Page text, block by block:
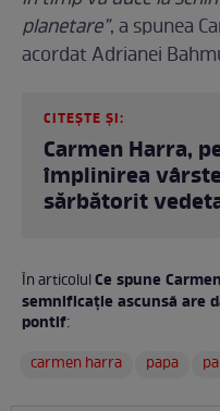
planetare”, a spunea
acordat Adrianei
CITEȘTE ȘI:
Carmen Harra,
împlinirea
sărbătorit
În articolulCe spune
semnificație ascunsă are
pontif:
carmen harra
papa